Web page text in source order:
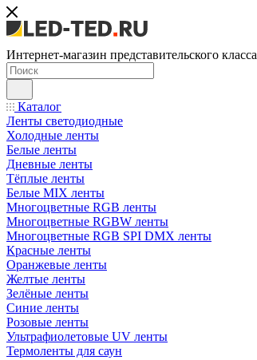
Интернет-магазин представительского класса
Каталог
Ленты светодиодные
Холодные ленты
Белые ленты
Дневные ленты
Тёплые ленты
Белые MIX ленты
Многоцветные RGB ленты
Многоцветные RGBW ленты
Многоцветные RGB SPI DMX ленты
Красные ленты
Оранжевые ленты
Желтые ленты
Зелёные ленты
Синие ленты
Розовые ленты
Ультрафиолетовые UV ленты
Термоленты для саун